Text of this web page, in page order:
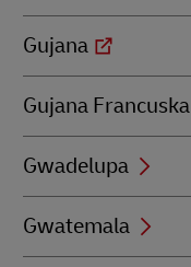
Gujana
Gujana Francuska
Gwadelupa
Gwatemala